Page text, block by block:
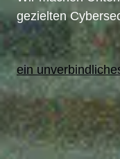
gezielten
ein